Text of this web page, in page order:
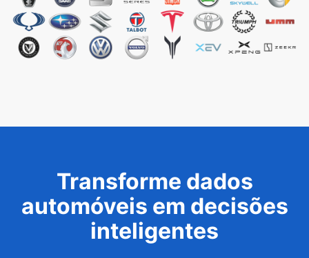
Transforme dados
automóveis em decisões
inteligentes